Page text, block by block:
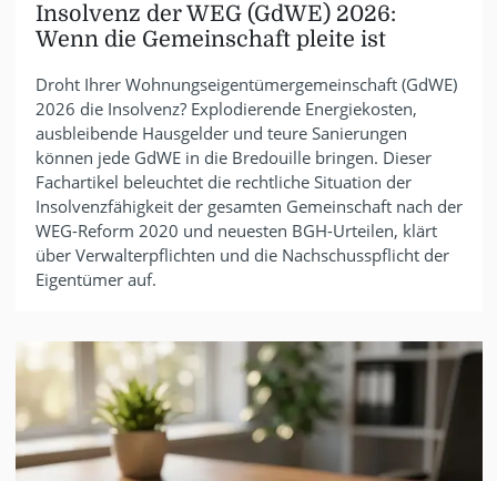
Insolvenz der WEG (GdWE) 2026:
Wenn die Gemeinschaft pleite ist
Droht Ihrer Wohnungseigentümergemeinschaft (GdWE)
2026 die Insolvenz? Explodierende Energiekosten,
ausbleibende Hausgelder und teure Sanierungen
können jede GdWE in die Bredouille bringen. Dieser
Fachartikel beleuchtet die rechtliche Situation der
Insolvenzfähigkeit der gesamten Gemeinschaft nach der
WEG-Reform 2020 und neuesten BGH-Urteilen, klärt
über Verwalterpflichten und die Nachschusspflicht der
Eigentümer auf.